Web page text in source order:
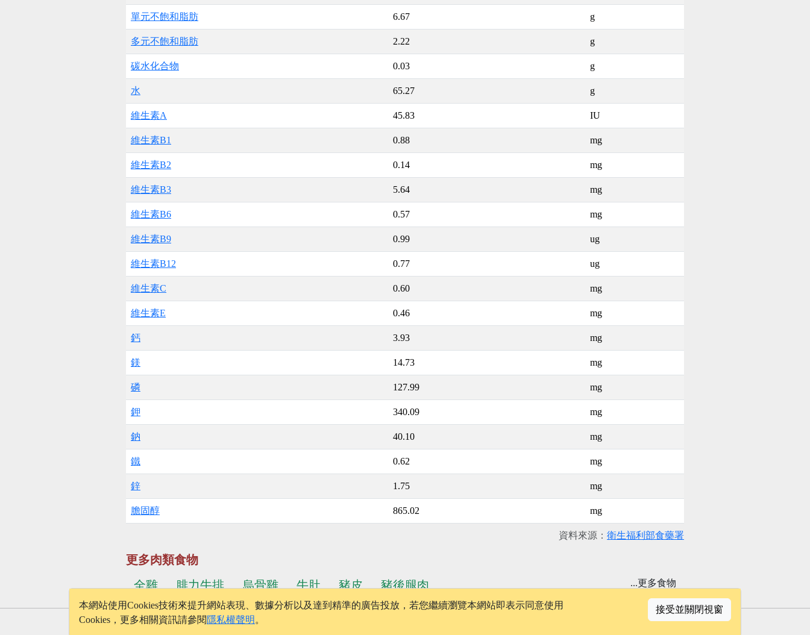
單元不飽和脂肪 6.67 g
多元不飽和脂肪 2.22 g
碳水化合物 0.03 g
水 65.27 g
維生素A 45.83 IU
維生素B1 0.88 mg
維生素B2 0.14 mg
維生素B3 5.64 mg
維生素B6 0.57 mg
維生素B9 0.99 ug
維生素B12 0.77 ug
維生素C 0.60 mg
維生素E 0.46 mg
鈣 3.93 mg
鎂 14.73 mg
磷 127.99 mg
鉀 340.09 mg
鈉 40.10 mg
鐵 0.62 mg
鋅 1.75 mg
膽固醇 865.02 mg
資料來源： 衛生福利部食藥署
更多肉類食物
全雞
腓力牛排 烏骨雞 牛肚 豬皮 豬後腿肉 ...更多食物
© 2026 - onelife.tw
本網站使用Cookies技術來提升網站表現、數據分析以及達到精準的廣告投放，若您繼續瀏覽本網站即表示同意使用
Cookies，更多相關資訊請參閱 隱私權聲明 。
接受並關閉視窗